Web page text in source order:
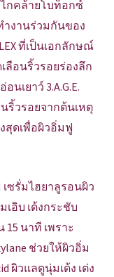
ไกคล้ายโบท็อกซ์
ำงานร่วมกันของ
ที่เป็นเอกลักษณ์
ลือนริ้วรอยร่องลึก
เยาว์ 3.A.G.E.
นริ้วรอยจากต้นเหตุ
สุดเพื่อผิวอิ่มฟู
เซรั่มไฮยาลูรอนผิว
อิบ เด้งกระชับ
นาที เพราะ
ช่วยให้ผิวอิ่ม
ผิวแลดูนุ่มเด้ง เต่ง